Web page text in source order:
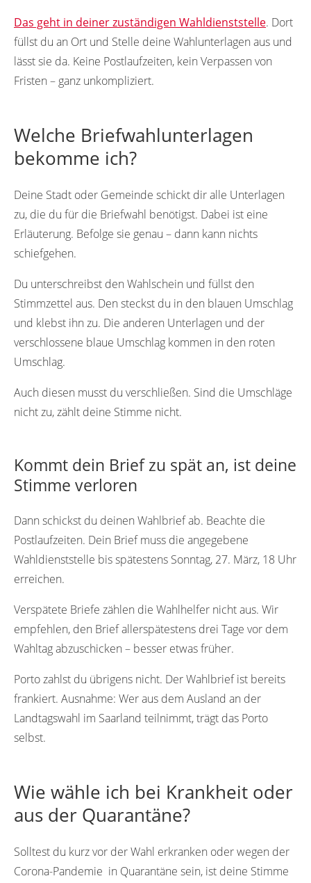
Das geht in deiner zuständigen Wahldienststelle. Dort
füllst du an Ort und Stelle deine Wahlunterlagen aus und
lässt sie da. Keine Postlaufzeiten, kein Verpassen von
Fristen – ganz unkompliziert.
Welche Briefwahlunterlagen
bekomme ich?
Deine Stadt oder Gemeinde schickt dir alle Unterlagen
zu, die du für die Briefwahl benötigst. Dabei ist eine
Erläuterung. Befolge sie genau – dann kann nichts
schiefgehen.
Du unterschreibst den Wahlschein und füllst den
Stimmzettel aus. Den steckst du in den blauen Umschlag
und klebst ihn zu. Die anderen Unterlagen und der
verschlossene blaue Umschlag kommen in den roten
Umschlag.
Auch diesen musst du verschließen. Sind die Umschläge
nicht zu, zählt deine Stimme nicht.
Kommt dein Brief zu spät an, ist deine
Stimme verloren
Dann schickst du deinen Wahlbrief ab. Beachte die
Postlaufzeiten. Dein Brief muss die angegebene
Wahldienststelle bis spätestens Sonntag, 27. März, 18 Uhr
erreichen.
Verspätete Briefe zählen die Wahlhelfer nicht aus. Wir
empfehlen, den Brief allerspätestens drei Tage vor dem
Wahltag abzuschicken – besser etwas früher.
Porto zahlst du übrigens nicht. Der Wahlbrief ist bereits
frankiert. Ausnahme: Wer aus dem Ausland an der
Landtagswahl im Saarland teilnimmt, trägt das Porto
selbst.
Wie wähle ich bei Krankheit oder
aus der Quarantäne?
Solltest du kurz vor der Wahl erkranken oder wegen der
Corona-Pandemie in Quarantäne sein, ist deine Stimme